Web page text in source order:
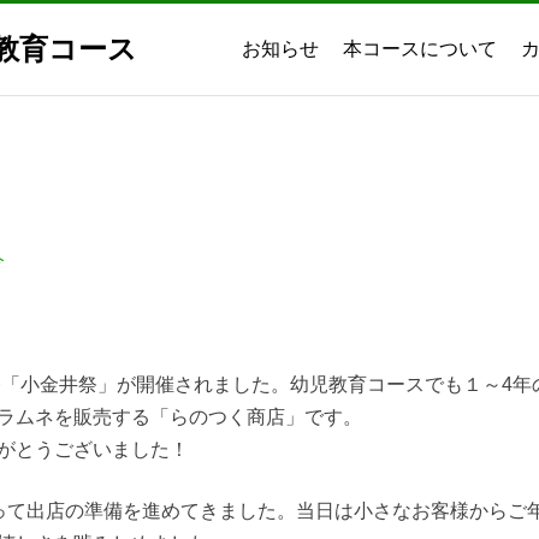
育コース お知らせ 本コースについて
小金井祭」が開催されました。幼児教育コースでも１～4
ムネを販売する「らのつく商店」です。
とうございました！
出店の準備を進めてきました。当日は小さなお客様からご